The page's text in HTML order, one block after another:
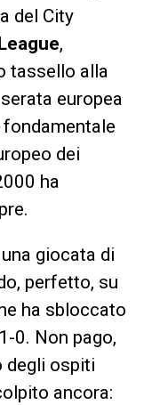
del City
,
tassello alla
europea
dei
ha
giocata di
perfetto, su
ha sbloccato
0. Non pago,
degli ospiti
ancora: